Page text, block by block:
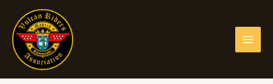
contenido